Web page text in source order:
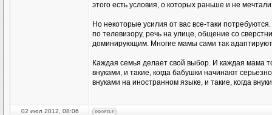
этого есть условия, о которых раньше и не
Но некоторые усилия от вас все-таки
по телевизору, речь на улице, общение со
доминирующим. Многие мамы сами так
Каждая семья делает свой выбор. И каждая мама
внуками, и такие, когда бабушки начинают
внуками на иностранном языке, и такие, когда
02 июл 2012, 08:06